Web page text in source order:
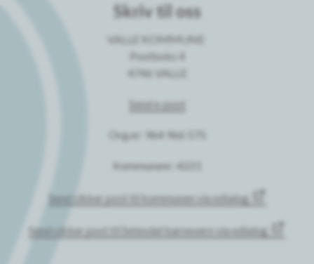
Skriv til oss
VALLE KOMMUNE
Postboks 4
4746 VALLE
Send e-post
Org.nr: 964 966 575
Kommunenr: 4221
Send sikker post til kommunen via edialog
Send sikker post til Setesdal barnevern via edialog